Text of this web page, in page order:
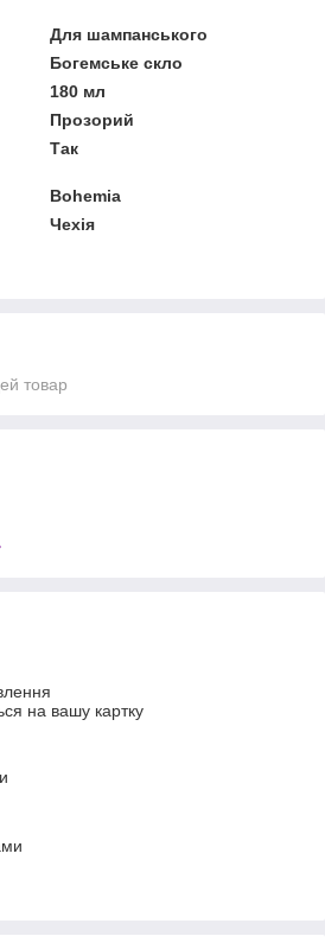
Для шампанського
Богемське скло
180 мл
Прозорий
Так
Bohemia
Чехія
товар
на вашу картку